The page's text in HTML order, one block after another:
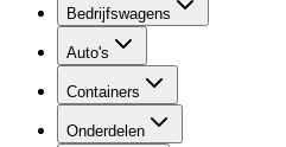
Bedrijfswagens
Auto's
Containers
Onderdelen